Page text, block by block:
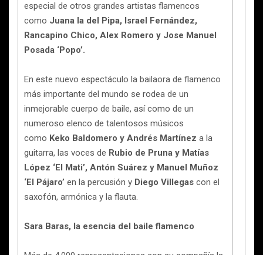
especial de otros grandes artistas flamencos
como Juana la del Pipa, Israel Fernández,
Rancapino Chico, Alex Romero y Jose Manuel
Posada ‘Popo’.
En este nuevo espectáculo la bailaora de flamenco
más importante del mundo se rodea de un
inmejorable cuerpo de baile, así como de un
numeroso elenco de talentosos músicos
como Keko Baldomero y Andrés Martínez a la
guitarra, las voces de Rubio de Pruna y Matías
López ‘El Mati’, Antón Suárez y Manuel Muñoz
‘El Pájaro’ en la percusión y Diego Villegas con el
saxofón, armónica y la flauta.
Sara Baras, la esencia del baile flamenco